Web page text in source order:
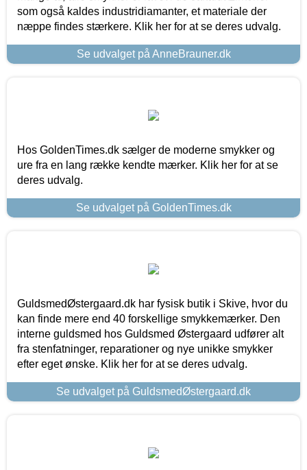
som også kaldes industridiamanter, et materiale der
næppe findes stærkere. Klik her for at se deres udvalg.
Se udvalget på AnneBrauner.dk
Hos GoldenTimes.dk sælger de moderne smykker og
ure fra en lang række kendte mærker. Klik her for at se
deres udvalg.
Se udvalget på GoldenTimes.dk
GuldsmedØstergaard.dk har fysisk butik i Skive, hvor du
kan finde mere end 40 forskellige smykkemærker. Den
interne guldsmed hos Guldsmed Østergaard udfører alt
fra stenfatninger, reparationer og nye unikke smykker
efter eget ønske. Klik her for at se deres udvalg.
Se udvalget på GuldsmedØstergaard.dk